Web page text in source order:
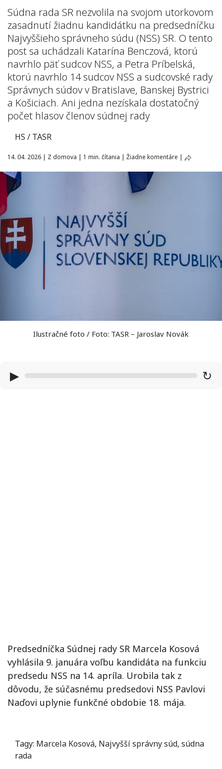
Súdna rada SR nezvolila na svojom utorkovom
zasadnutí žiadnu kandidátku na predsedníčku
Najvyššieho správneho súdu (NSS) SR. O tento
post sa uchádzali Katarína Benczová, ktorú
navrhlo päť sudcov NSS, a Petra Príbelská,
ktorú navrhlo 14 sudcov NSS a sudcovské rady
Správnych súdov v Bratislave, Banskej Bystrici
a Košiciach. Ani jedna nezískala dostatočný
počet hlasov členov súdnej rady
HS / TASR
14. 04. 2026 | Z domova | 1 min. čítania | Žiadne komentáre |
Ilustračné foto / Foto: TASR – Jaroslav Novák
▶ ↻
Predsedníčka Súdnej rady SR Marcela Kosová
vyhlásila 9. januára voľbu kandidáta na funkciu
predsedu NSS na 14. apríla. Urobila tak z
dôvodu, že súčasnému predsedovi NSS Pavlovi
Naďovi uplynie funkčné obdobie 18. mája.
Tagy: Marcela Kosová, Najvyšší správny súd, súdna
rada